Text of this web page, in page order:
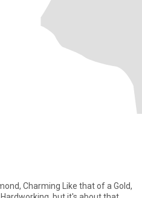
Charming Like that of a Gold,